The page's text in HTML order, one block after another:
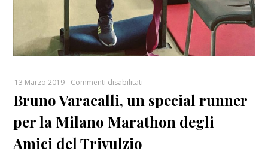
13 Marzo 2019- Commenti disabilitati
Varacalli,
un
Bruno Varacalli, un special runner
per la Milano Marathon degli
Amici del Trivulzio